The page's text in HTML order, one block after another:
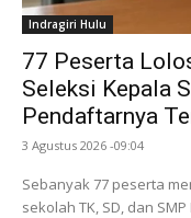
Indragiri Hulu
77 Peserta
Seleksi Kepala
Pendaftarnya
3 Agustus 2026 -09:04
Sebanyak 77 peserta
sekolah TK, SD, dan